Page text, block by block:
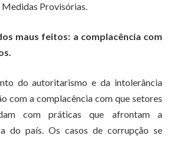
Provisórias.
maus feitos: a complacência com
do autoritarismo e da intolerância
com a complacência com que setores
com práticas que afrontam a
do país. Os casos de corrupção se